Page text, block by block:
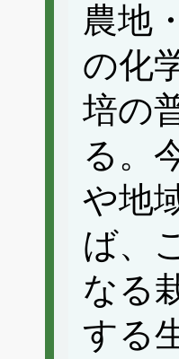
農地
の化
培の
る。
や地
ば、
なる
する